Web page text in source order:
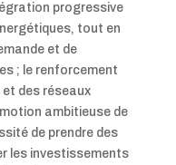
progressive
tout en
et de
; le renforcement
des réseaux
ambitieuse de
de prendre des
les investissements